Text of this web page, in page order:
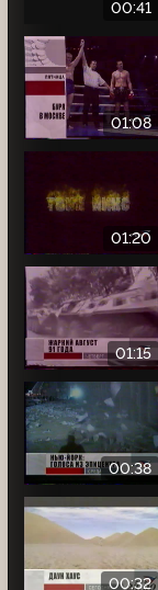
00:41
01:08
01:20
01:15
00:38
00:32